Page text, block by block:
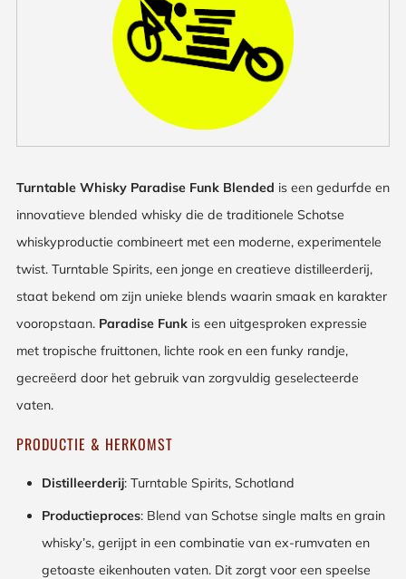
Turntable Whisky Paradise Funk Blended is een gedurfde en
innovatieve blended whisky die de traditionele Schotse
whiskyproductie combineert met een moderne, experimentele
twist. Turntable Spirits, een jonge en creatieve distilleerderij,
staat bekend om zijn unieke blends waarin smaak en karakter
vooropstaan. Paradise Funk is een uitgesproken expressie
met tropische fruittonen, lichte rook en een funky randje,
gecreëerd door het gebruik van zorgvuldig geselecteerde
vaten.
PRODUCTIE & HERKOMST
Distilleerderij: Turntable Spirits, Schotland
Productieproces: Blend van Schotse single malts en grain
whisky’s, gerijpt in een combinatie van ex-rumvaten en
getoaste eikenhouten vaten. Dit zorgt voor een speelse